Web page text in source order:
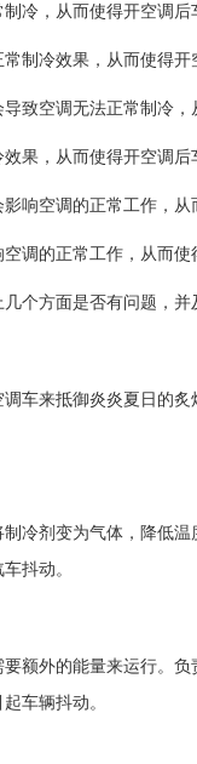
，从而使得开空调后
冷效果，从而使得开
空调无法正常制冷，
，从而使得开空调后
空调的正常工作，从
的正常工作，从而使
方面是否有问题，并
车来抵御炎炎夏日的
冷剂变为气体，降低
抖动。
额外的能量来运行。负
车辆抖动。